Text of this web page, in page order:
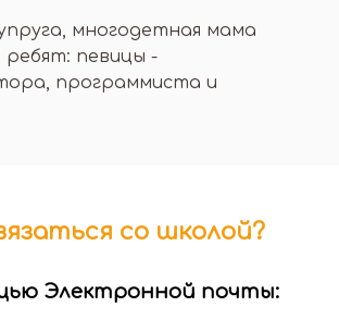
многодетная мама
певицы -
программиста и
со школой?
Электронной почты: